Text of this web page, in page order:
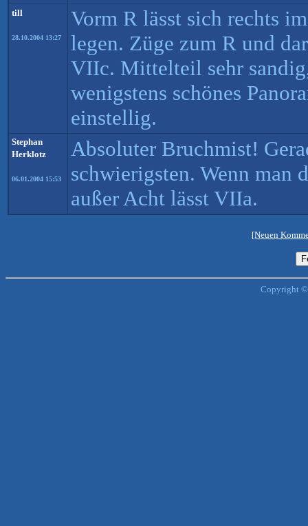
till
28.10.2004 13:27
Vorm R lässt sich rechts
legen. Züge zum R und
VIIc. Mittelteil sehr
wenigstens schönes
einstellig.
Stephan
Herklotz
06.01.2004 15:53
Absoluter Bruchmist!
schwierigsten. Wenn man
außer Acht lässt VIIa.
[Neuen
Copyright ©